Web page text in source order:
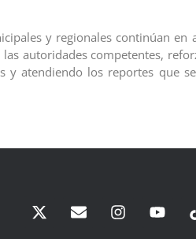
y regionales continúan en
autoridades competentes,
y atendiendo los reportes que